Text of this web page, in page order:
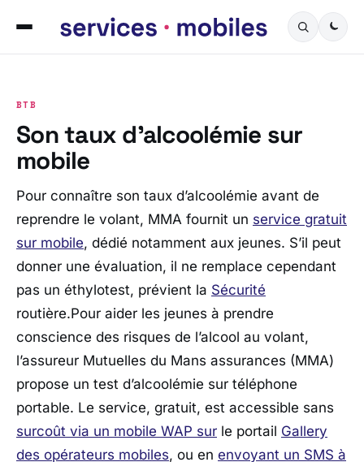
BTB
Son taux d’alcoolémie sur
mobile
Pour connaître son taux d’alcoolémie avant de
reprendre le volant, MMA fournit un service gratuit
sur mobile, dédié notamment aux jeunes. S’il peut
donner une évaluation, il ne remplace cependant
pas un éthylotest, prévient la Sécurité
routière.Pour aider les jeunes à prendre
conscience des risques de l’alcool au volant,
l’assureur Mutuelles du Mans assurances (MMA)
propose un test d’alcoolémie sur téléphone
portable. Le service, gratuit, est accessible sans
surcoût via un mobile WAP sur le portail Gallery
des opérateurs mobiles, ou en envoyant un SMS à